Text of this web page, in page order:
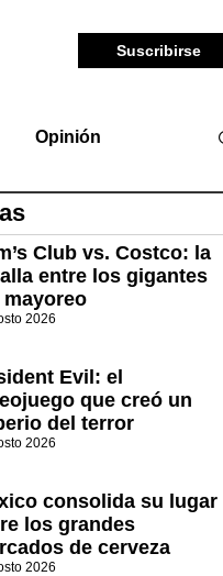
Suscribirse
Opinión
Club vs. Costco: la
entre los gigantes
mayoreo
2026
Evil: el
que creó un
del terror
2026
consolida su lugar
los grandes
de cerveza
2026